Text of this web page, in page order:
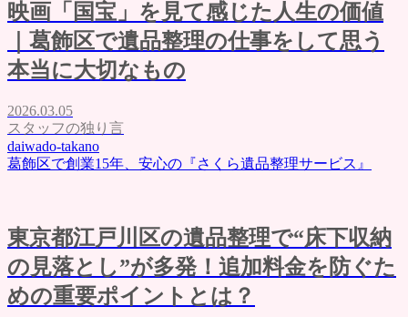
映画「国宝」を見て感じた人生の価値
｜葛飾区で遺品整理の仕事をして思う
本当に大切なもの
2026.03.05
スタッフの独り言
daiwado-takano
葛飾区で創業15年、安心の『さくら遺品整理サービス』
東京都江戸川区の遺品整理で“床下収納
の見落とし”が多発！追加料金を防ぐた
めの重要ポイントとは？